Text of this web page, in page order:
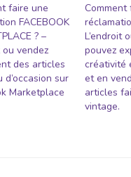
faire une
FACEBOOK
? –
vendez
des articles
d’occasion sur
Marketplace
Comment
L’endroit
pouvez
créativité
et en
articles
vintage.